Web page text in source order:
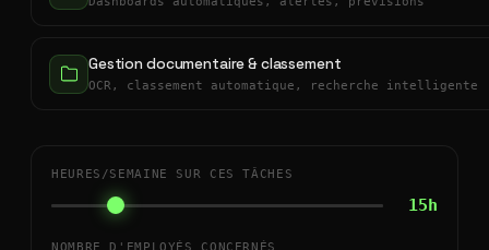
Gestion documentaire & classement
OCR, classement automatique, recherche intelligente
HEURES/SEMAINE SUR CES TÂCHES
15h
NOMBRE D'EMPLOYÉS CONCERNÉS